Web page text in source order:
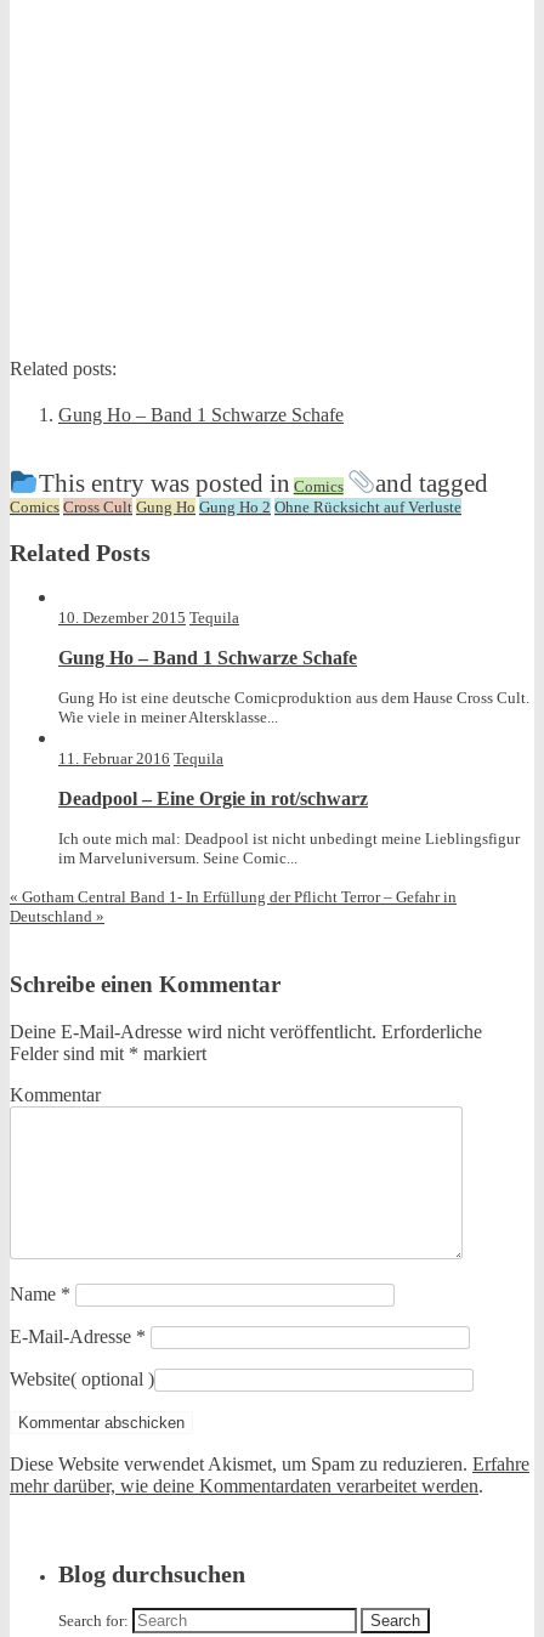
Related posts:
Gung Ho – Band 1 Schwarze Schafe
This entry was posted in Comics and tagged
Comics Cross Cult Gung Ho Gung Ho 2 Ohne Rücksicht auf Verluste
Related Posts
10. Dezember 2015 Tequila
Gung Ho – Band 1 Schwarze Schafe
Gung Ho ist eine deutsche Comicproduktion aus dem Hause Cross Cult.
Wie viele in meiner Altersklasse...
11. Februar 2016 Tequila
Deadpool – Eine Orgie in rot/schwarz
Ich oute mich mal: Deadpool ist nicht unbedingt meine Lieblingsfigur
im Marveluniversum. Seine Comic...
« Gotham Central Band 1- In Erfüllung der Pflicht Terror – Gefahr in
Deutschland »
Schreibe einen Kommentar
Deine E-Mail-Adresse wird nicht veröffentlicht. Erforderliche
Felder sind mit * markiert
Kommentar
Name *
E-Mail-Adresse *
Website( optional )
Diese Website verwendet Akismet, um Spam zu reduzieren. Erfahre
mehr darüber, wie deine Kommentardaten verarbeitet werden.
Blog durchsuchen
Search for: